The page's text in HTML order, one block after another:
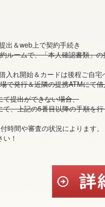
出＆web上で契約手続き
ルームで、「本人確認書類」
入れ開始＆カードは後程ご自宅
で発行＆近隣の提携ATMにて
提出ができない場合、
て、上記の5番目以降の手順を
時間や審査の状況によります。
！